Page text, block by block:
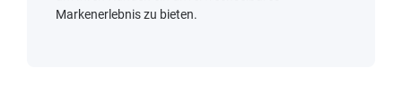
Markenerlebnis zu bieten.